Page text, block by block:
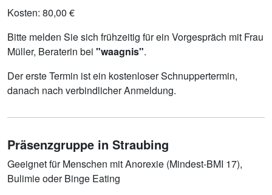
Kosten: 80,00 €
Bitte melden Sie sich frühzeitig für ein Vorgespräch mit Frau
Müller, Beraterin bei "waagnis".
Der erste Termin ist ein kostenloser Schnuppertermin,
danach nach verbindlicher Anmeldung.
Präsenzgruppe in Straubing
Geeignet für Menschen mit Anorexie (Mindest-BMI 17),
Bulimie oder Binge Eating